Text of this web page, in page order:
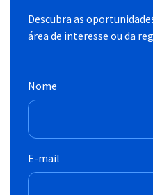
Descubra as
área de interesse ou da
Nome
E-mail